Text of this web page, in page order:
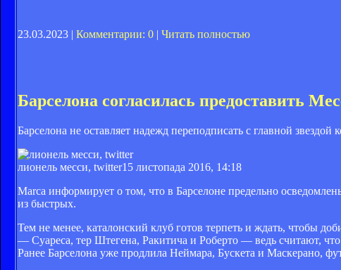
23.03.2023 | Комментарии: 0 | Читать полностью
Барселона согласилась предоставить
Барселона не оставляет надежд переподписать с главной
лионель месси, twitter15 листопада 2016, 14:18
Marca информирует о том, что в Барселоне предельно
из быстрых.
Тем не менее, каталонский клуб готов терпеть и ждать, чтобы
— Суареса, тер Штегена, Ракитича и Роберто — ведь считают,
Ранее Барселона уже продлила Неймара, Бускета и Маскерано,